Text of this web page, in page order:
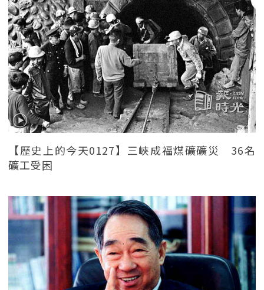
【歷史上的今天0127】三峽成福煤礦礦災 36名
礦工受困